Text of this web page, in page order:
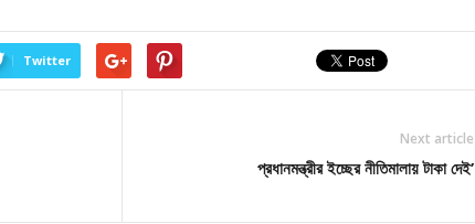
Twitter
Next article
প্রধানমন্ত্রীর ইচ্ছের নীতিমালায় টাকা দেই’